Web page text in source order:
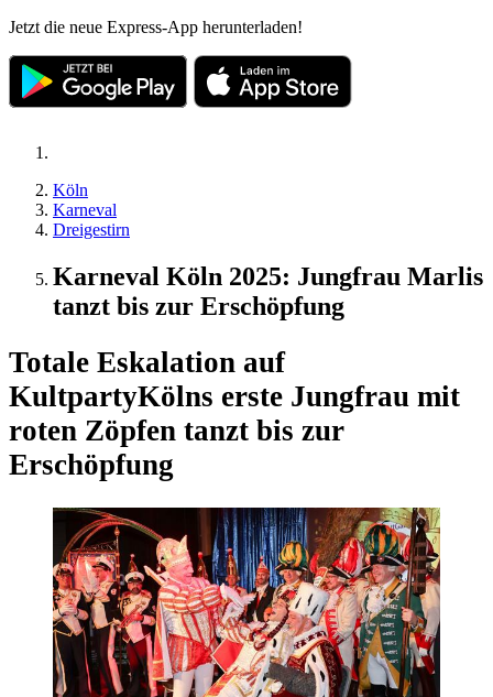
Jetzt die neue Express-App herunterladen!
Köln
Karneval
Dreigestirn
Karneval Köln 2025: Jungfrau Marlis
tanzt bis zur Erschöpfung
Totale Eskalation auf
KultpartyKölns erste Jungfrau mit
roten Zöpfen tanzt bis zur
Erschöpfung